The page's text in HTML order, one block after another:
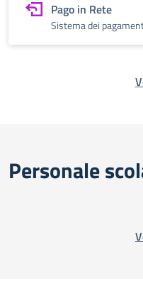
Pago in Rete
Sistema dei
Personale